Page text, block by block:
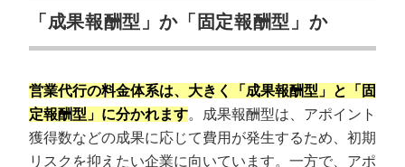
「成果報酬型」か「固定報酬型」か
営業代行の料金体系は、大きく「成果報酬型」と「固
定報酬型」に分かれます。成果報酬型は、アポイント
獲得数などの成果に応じて費用が発生するため、初期
リスクを抑えたい企業に向いています。一方で、アポ